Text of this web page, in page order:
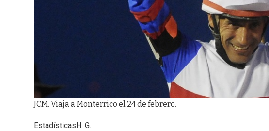
JCM. Viaja a Monterrico el 24 de febrero.
EstadísticasH. G.